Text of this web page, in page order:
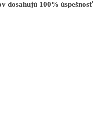
dosahujú 100% úspešnosť